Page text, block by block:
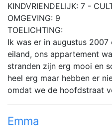
KINDVRIENDELIJK: 7 -
OMGEVING: 9
TOELICHTING:
Ik was er in augustus
eiland, ons appartement
stranden zijn erg mooi en
heel erg maar hebben er
omdat we de hoofdstraat
Emma